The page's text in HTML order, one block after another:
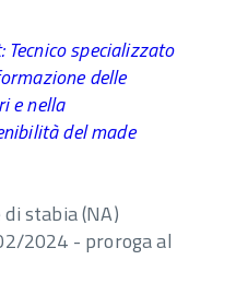
specializzato
delle
e nella
del made
(NA)
- proroga al